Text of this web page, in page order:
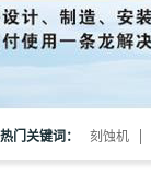
热门关键词： 刻蚀机